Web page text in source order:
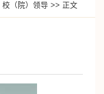
校（院）领导 >> 正文